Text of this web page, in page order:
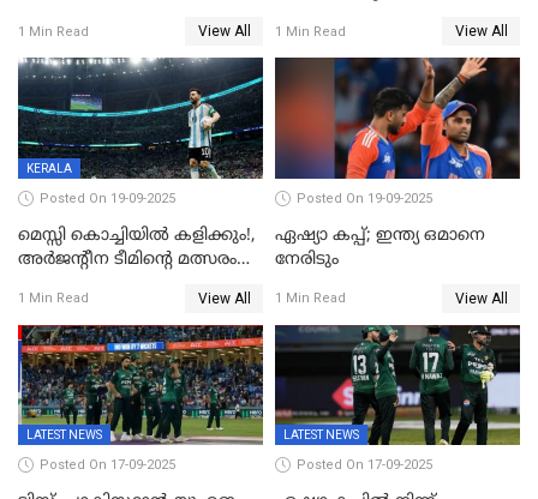
വിജയലക്ഷ്യം
1 Min Read View All 1 Min Read View All
KERALA
Posted On 19-09-2025
മെസ്സി കൊച്ചിയിൽ കളിക്കും!,
അർജന്റീന ടീമിന്റെ മത്സരം
നടത്താൻ ആലോചന
1 Min Read View All
Posted On 19-09-2025
ഏഷ്യാ കപ്പ്; ഇന്ത്യ ഒമാനെ
നേരിടും
1 Min Read View All
LATEST NEWS
Posted On 17-09-2025
LATEST NEWS
Posted On 17-09-2025